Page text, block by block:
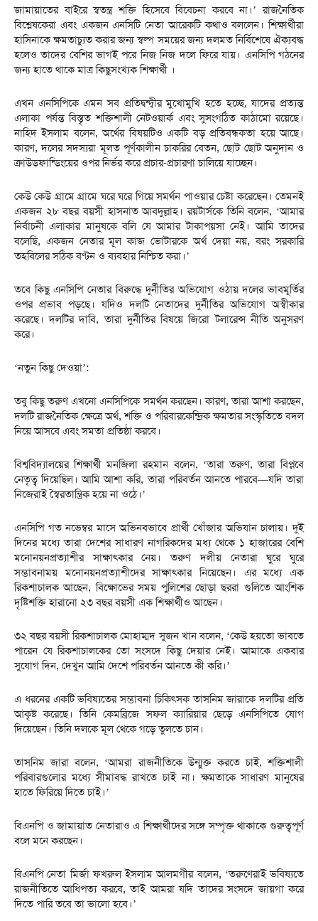
জামায়াতের বাইরে স্বতন্ত্র শক্তি হিসেবে বিবেচনা করবে না।’ রাজনৈতিক
বিশ্লেষকেরা এবং একজন এনসিটি নেতা আরেকটি কথাও বললেন। শিক্ষার্থীরা
হাসিনাকে ক্ষমতাচ্যুত করার জন্য স্বল্প সময়ের জন্য দলমত নির্বিশেষে ঐক্যবদ্ধ
হলেও তাদের বেশির ভাগই পরে নিজ নিজ দলে ফিরে যায়। এনসিপি গঠনের
জন্য হাতে থাকে মাত্র কিছুসংখ্যক শিক্ষার্থী ।
এখন এনসিপিকে এমন সব প্রতিদ্বন্দ্বীর মুখোমুখি হতে হচ্ছে, যাদের প্রত্যন্ত
এলাকা পর্যন্ত বিস্তৃত শক্তিশালী নেটওয়ার্ক এবং সুসংগঠিত কাঠামো রয়েছে।
নাহিদ ইসলাম বলেন, অর্থের বিষয়টিও একটি বড় প্রতিবন্ধকতা হয়ে আছে।
কারণ, দলের সদস্যরা মূলত পূর্ণকালীন চাকরির বেতন, ছোট ছোট অনুদান ও
ক্রাউডফান্ডিংয়ের ওপর নির্ভর করে প্রচার-প্রচারণা চালিয়ে যাচ্ছেন।
কেউ কেউ গ্রামে গ্রামে ঘরে ঘরে গিয়ে সমর্থন পাওয়ার চেষ্টা করেছেন। তেমনই
একজন ২৮ বছর বয়সী হাসনাত আবদুল্লাহ। রয়টার্সকে তিনি বলেন, ‘আমার
নির্বাচনী এলাকার মানুষকে বলি যে আমার টাকাপয়সা নেই। আমি তাদের
বলেছি, একজন নেতার মূল কাজ ভোটারকে অর্থ দেয়া নয়, বরং সরকারি
তহবিলের সঠিক বণ্টন ও ব্যবহার নিশ্চিত করা।’
তবে কিছু এনসিপি নেতার বিরুদ্ধে দুর্নীতির অভিযোগ ওঠায় দলের ভাবমূর্তির
ওপর প্রভাব পড়ছে। যদিও দলটি নেতাদের দুর্নীতির অভিযোগ অস্বীকার
করেছে। দলটির দাবি, তারা দুর্নীতির বিষয়ে জিরো টলারেন্স নীতি অনুসরণ
করে।
‘নতুন কিছু দেওয়া’:
তবু কিছু তরুণ এখনো এনসিপিকে সমর্থন করছেন। কারণ, তারা আশা করছেন,
দলটি রাজনৈতিক ক্ষেত্রে অর্থ, শক্তি ও পরিবারকেন্দ্রিক ক্ষমতার সংস্কৃতিতে বদল
নিয়ে আসবে এবং সমতা প্রতিষ্ঠা করবে।
বিশ্ববিদ্যালয়ের শিক্ষার্থী মনজিলা রহমান বলেন, ‘তারা তরুণ, তারা বিপ্লবে
নেতৃত্ব দিয়েছিল। আমি আশা করি, তারা পরিবর্তন আনতে পারবে—যদি তারা
নিজেরাই স্বৈরতান্ত্রিক হয়ে না ওঠে।’
এনসিপি গত নভেম্বর মাসে অভিনবভাবে প্রার্থী খোঁজার অভিযান চালায়। দুই
দিনের মধ্যে তারা দেশের সাধারণ নাগরিকদের মধ্য থেকে ১ হাজারের বেশি
মনোনয়নপ্রত্যাশীর সাক্ষাৎকার নেয়। তরুণ দলীয় নেতারা ঘুরে ঘুরে
সম্ভাবনাময় মনোনয়নপ্রত্যাশীদের সাক্ষাৎকার নিয়েছেন। এর মধ্যে এক
রিকশাচালক আছেন, বিক্ষোভের সময় পুলিশের ছোড়া ছররা গুলিতে আংশিক
দৃষ্টিশক্তি হারানো ২৩ বছর বয়সী এক শিক্ষার্থীও আছেন।
৩২ বছর বয়সী রিকশাচালক মোহাম্মদ সুজন খান বলেন, ‘কেউ হয়তো ভাবতে
পারেন যে রিকশাচালকের তো সংসদে কিছু দেয়ার নেই। আমাকে একবার
সুযোগ দিন, দেখুন আমি দেশে পরিবর্তন আনতে কী করি।’
এ ধরনের একটি ভবিষ্যতের সম্ভাবনা চিকিৎসক তাসনিম জারাকে দলটির প্রতি
আকৃষ্ট করেছে। তিনি কেমব্রিজে সফল ক্যারিয়ার ছেড়ে এনসিপিতে যোগ
দিয়েছেন। তিনি দলকে মূল থেকে গড়ে তুলতে চান।
তাসনিম জারা বলেন, ‘আমরা রাজনীতিকে উন্মুক্ত করতে চাই, শক্তিশালী
পরিবারগুলোর মধ্যে সীমাবদ্ধ রাখতে চাই না। ক্ষমতাকে সাধারণ মানুষের
হাতে ফিরিয়ে দিতে চাই।’
বিএনপি ও জামায়াত নেতারাও এ শিক্ষার্থীদের সঙ্গে সম্পৃক্ত থাকাকে গুরুত্বপূর্ণ
বলে মনে করছেন।
বিএনপি নেতা মির্জা ফখরুল ইসলাম আলমগীর বলেন, ‘তরুণেরাই ভবিষ্যতে
রাজনীতিতে আধিপত্য করবে, তাই আমরা যদি তাদের সংসদে জায়গা করে
দিতে পারি তবে তা ভালো হবে।’